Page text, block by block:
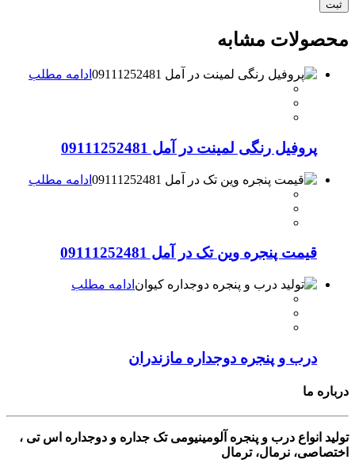
محصولات مشابه
ادامه مطلب
پروفیل رنگی لمینت در آمل 09111252481
ادامه مطلب
قیمت پنجره وین تک در آمل 09111252481
ادامه مطلب
درب و پنجره دوجداره مازندران
درباره ما
تولید انواع درب و پنجره آلومینیومی تک جداره و دوجداره اس تی ،
اختصاصی، نرمال، ترمال